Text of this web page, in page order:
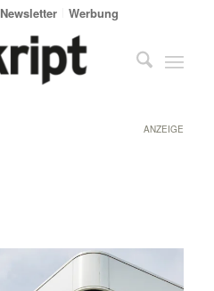
Newsletter Werbung
ANZEIGE